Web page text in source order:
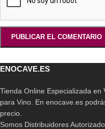
ENOCAVE.ES
Tienda Online Especializada
para Vino. En enocave.es
precio.
Somos Distribuidores